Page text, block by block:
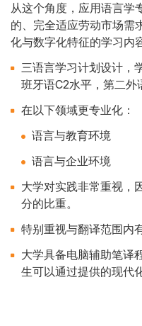
从这个角度，应用语言学
的、完全适应劳动市场需
化与数字化特征的学习内
三语言学习计划设计，
班牙语C2水平，第二外
在以下领域更专业化：
语言与教育环境
语言与企业环境
大学对实践非常重视，
分的比重。
特别重视与翻译范围内
大学具备电脑辅助笔译
生可以通过提供的现代